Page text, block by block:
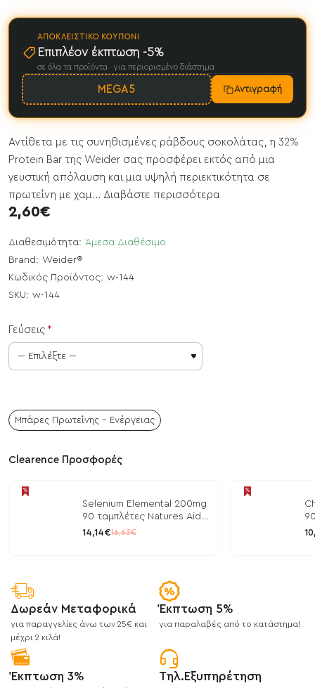
Διαθεσιμότητα: Άμεσα Διαθέσιμο
Brand: Weider®
Κωδικός Προϊόντος: w-144
SKU: w-144
2,60€
Γεύσεις
ΑΠΟΚΛΕΙΣΤΙΚΌ ΚΟΥΠΌΝΙ
Επιπλέον έκπτωση -5%
σε όλα τα προϊόντα · για περιορισμένο διάστημα
MEGA5 Αντιγραφή
Αντίθετα με τις συνηθισμένες ράβδους σοκολάτας, η 32%
Protein Bar της Weider σας προσφέρει εκτός από μια
γευστική απόλαυση και μια υψηλή περιεκτικότητα σε
πρωτεΐνη με χαμ... Διαβάστε περισσότερα
Μπάρες Πρωτεΐνης - Ενέργειας
Clearence Προσφορές
Selenium Elemental 200mg
90 ταμπλέτες Natures Aid
/ Μέταλλα
14,14€16,63€
/
Δωρεάν Μεταφορικά
για παραγγελίες άνω των 25€ και
μέχρι 2 κιλά!
Έκπτωση 5%
για παραλαβές από το κατάστημα!
Έκπτωση 3% Τηλ.Εξυπηρέτηση